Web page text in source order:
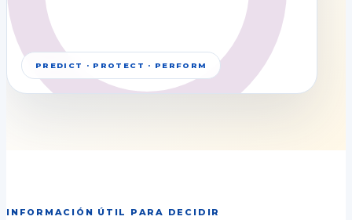
PREDICT · PROTECT · PERFORM
INFORMACIÓN ÚTIL PARA DECIDIR